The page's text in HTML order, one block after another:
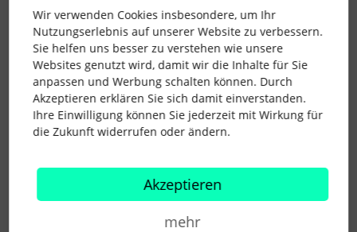
Personalliste an alle MitarbeiterInnen
Wir machen das bei diesen “Seriebriefen”
immer in der Variante 2. Die GL hat keinen
Aufwand, da sie lediglich ein Mal ihre
Unterschrift digital liefern.
Viele Grüße
E-Signature
Wir verwenden Cookies insbesondere, um Ihr
Nutzungserlebnis auf unserer Website zu verbessern.
Sie helfen uns besser zu verstehen wie unsere
Websites genutzt wird, damit wir die Inhalte für Sie
anpassen und Werbung schalten können. Durch
Akzeptieren erklären Sie sich damit einverstanden.
Ihre Einwilligung können Sie jederzeit mit Wirkung für
die Zukunft widerrufen oder ändern.
Akzeptieren
mehr